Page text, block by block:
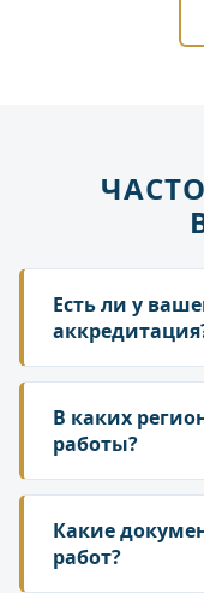
Есть ли у
Да. ГК
национальной
протоколы и
инспекцией
В каких
работы?
Работаем по
собственная
подразделений,
Какие
работ?